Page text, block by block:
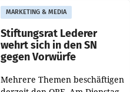
freigegeben: Die
Bundeswettbewerbsbehörde
und der Bundeskartellanwalt
MARKETING & MEDIA
Stiftungsrat Lederer
wehrt sich in den SN
gegen Vorwürfe
Mehrere Themen beschäftigen